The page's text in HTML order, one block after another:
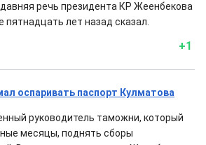
речь президента КР Жеенбекова
пятнадцать лет назад сказал.
+1
оспаривать паспорт Кулматова
руководитель таможни, который
месяцы, поднять сборы